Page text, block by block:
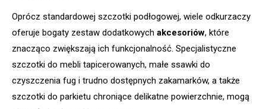
Oprócz standardowej szczotki podłogowej, wiele odkurzaczy
oferuje bogaty zestaw dodatkowych akcesoriów, które
znacząco zwiększają ich funkcjonalność. Specjalistyczne
szczotki do mebli tapicerowanych, małe ssawki do
czyszczenia fug i trudno dostępnych zakamarków, a także
szczotki do parkietu chroniące delikatne powierzchnie, mogą